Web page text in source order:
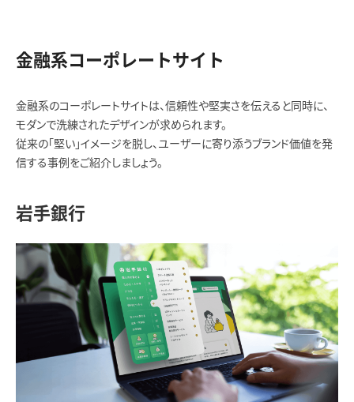
金融系コーポレートサイト
金融系のコーポレートサイトは、信頼性や堅実さを伝えると同時に、
モダンで洗練されたデザインが求められます。
従来の「堅い」イメージを脱し、ユーザーに寄り添うブランド価値を発
信する事例をご紹介しましょう。
岩手銀行